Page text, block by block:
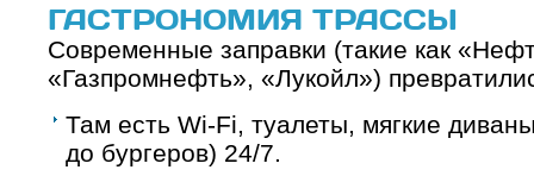
ГАСТРОНОМИЯ ТРАССЫ
Современные заправки (такие как
«Газпромнефть», «Лукойл»)
Там есть Wi-Fi, туалеты, мягкие
до бургеров) 24/7.